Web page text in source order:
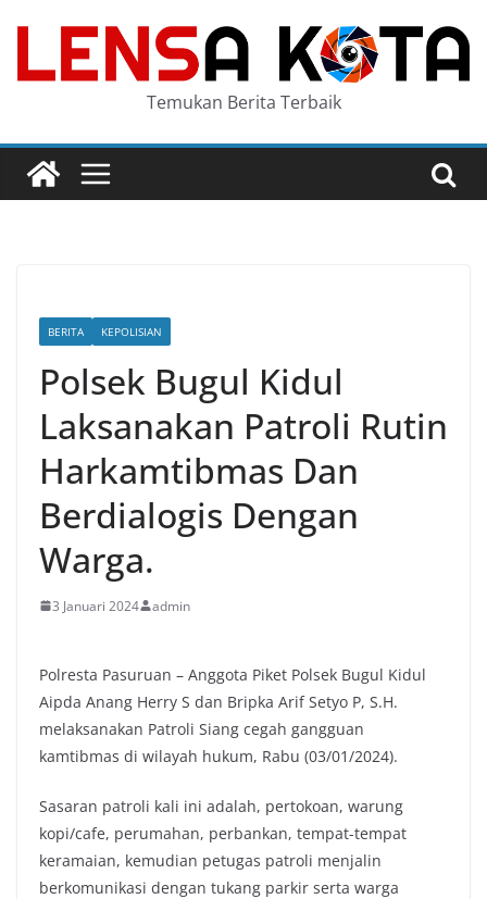
content
Temukan Berita Terbaik
BERITA KEPOLISIAN
Polsek Bugul Kidul
Laksanakan Patroli Rutin
Harkamtibmas Dan
Berdialogis Dengan
Warga.
3 Januari 2024 admin
Polresta Pasuruan – Anggota Piket Polsek Bugul Kidul
Aipda Anang Herry S dan Bripka Arif Setyo P, S.H.
melaksanakan Patroli Siang cegah gangguan
kamtibmas di wilayah hukum, Rabu (03/01/2024).
Sasaran patroli kali ini adalah, pertokoan, warung
kopi/cafe, perumahan, perbankan, tempat-tempat
keramaian, kemudian petugas patroli menjalin
berkomunikasi dengan tukang parkir serta warga